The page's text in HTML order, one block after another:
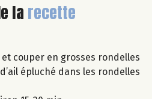
larecette
couper en grosses rondelles
épluché dans les rondelles